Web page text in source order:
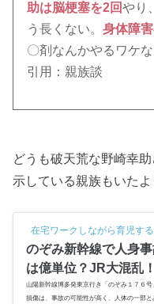
助は脳梗塞を2回やり
う長くない。身体障
〇剤なんかやるワケな
引用：親族談
どうも破天荒な野崎幸
示している親族もいたよ
在宅ワークしながら育児す
のぞみ新幹線で人身
は億単位？JR大混乱！
山陽新幹線博多発東京行き「のぞみ１７６
損傷は、事故の可能性が高く、人体の一部